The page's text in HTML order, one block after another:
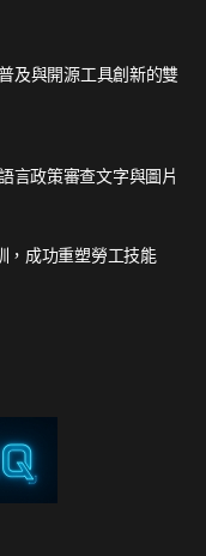
及與開源工具創新的雙
言政策審查文字與圖片
，成功重塑勞工技能